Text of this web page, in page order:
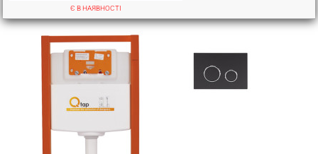
Є В НАЯВНОСТІ